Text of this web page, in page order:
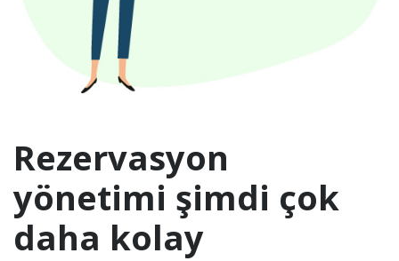
Rezervasyon
yönetimi şimdi çok
daha kolay